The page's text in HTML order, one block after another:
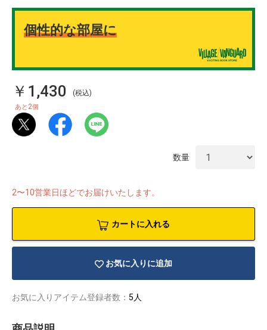
個性的な部屋に
￥1,430 (税込)
あと 2個
数量
2〜10営業日ほどでお届けいたします。
カートに入れる
お気に入りに追加
お気に入りアイテム登録者数： 5人
イラストレ
アダルトグ